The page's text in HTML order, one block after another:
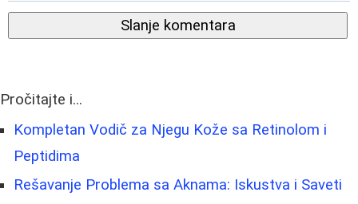
Slanje komentara
Pročitajte i...
Kompletan Vodič za Njegu Kože sa Retinolom i
Peptidima
Rešavanje Problema sa Aknama: Iskustva i Saveti